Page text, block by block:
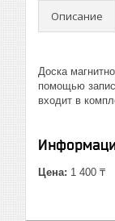
Описание
Доска
помощью
входит в
Цена: 1 400 ₸